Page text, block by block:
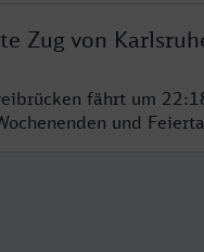
Zug von
fährt um
und